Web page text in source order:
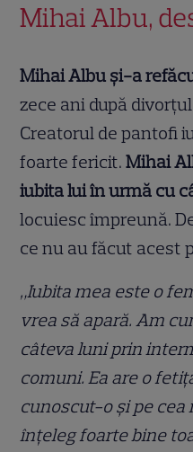
Mihai Albu,
Mihai Albu și-a
zece ani după
Creatorul de pantofi
foarte fericit.Mihai
iubita lui în urmă cu
locuiesc împreună.
ce nu au făcut acest
„Iubita mea este o
vrea să apară. Am
câteva luni prin
comuni. Ea are o
cunoscut-o și pe cea
înțeleg foarte bine